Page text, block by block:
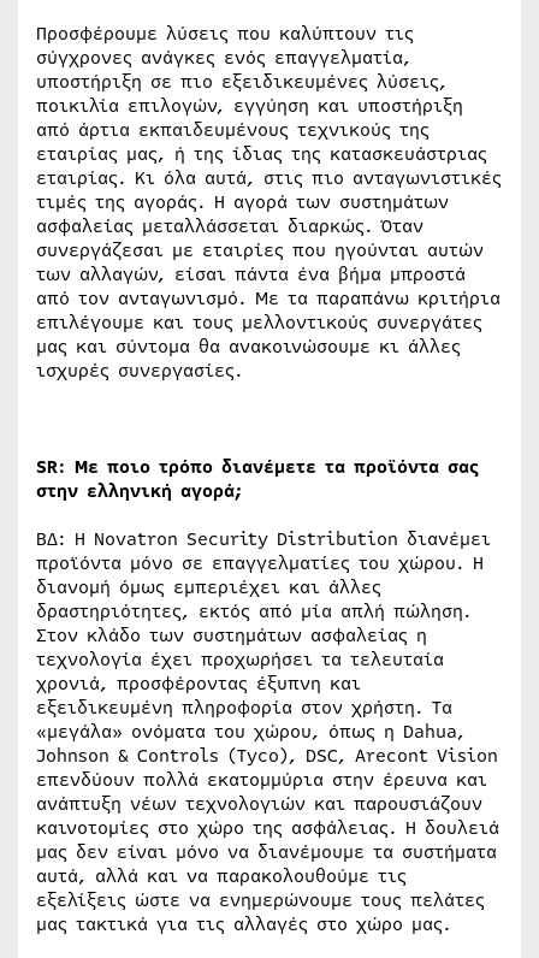
Προσφέρουμε λύσεις που καλύπτουν τις
σύγχρονες ανάγκες ενός επαγγελματία,
υποστήριξη σε πιο εξειδικευμένες λύσεις,
ποικιλία επιλογών, εγγύηση και υποστήριξη
από άρτια εκπαιδευμένους τεχνικούς της
εταιρίας μας, ή της ίδιας της κατασκευάστριας
εταιρίας. Κι όλα αυτά, στις πιο ανταγωνιστικές
τιμές της αγοράς. Η αγορά των συστημάτων
ασφαλείας μεταλλάσσεται διαρκώς. Όταν
συνεργάζεσαι με εταιρίες που ηγούνται αυτών
των αλλαγών, είσαι πάντα ένα βήμα μπροστά
από τον ανταγωνισμό. Με τα παραπάνω κριτήρια
επιλέγουμε και τους μελλοντικούς συνεργάτες
μας και σύντομα θα ανακοινώσουμε κι άλλες
ισχυρές συνεργασίες.
SR: Με ποιο τρόπο διανέμετε τα προϊόντα σας
στην ελληνική αγορά;
ΒΔ: Η Novatron Security Distribution διανέμει
προϊόντα μόνο σε επαγγελματίες του χώρου. Η
διανομή όμως εμπεριέχει και άλλες
δραστηριότητες, εκτός από μία απλή πώληση.
Στον κλάδο των συστημάτων ασφαλείας η
τεχνολογία έχει προχωρήσει τα τελευταία
χρονιά, προσφέροντας έξυπνη και
εξειδικευμένη πληροφορία στον χρήστη. Τα
«μεγάλα» ονόματα του χώρου, όπως η Dahua,
Johnson & Controls (Tyco), DSC, Arecont Vision
επενδύουν πολλά εκατομμύρια στην έρευνα και
ανάπτυξη νέων τεχνολογιών και παρουσιάζουν
καινοτομίες στο χώρο της ασφάλειας. Η δουλειά
μας δεν είναι μόνο να διανέμουμε τα συστήματα
αυτά, αλλά και να παρακολουθούμε τις
εξελίξεις ώστε να ενημερώνουμε τους πελάτες
μας τακτικά για τις αλλαγές στο χώρο μας.